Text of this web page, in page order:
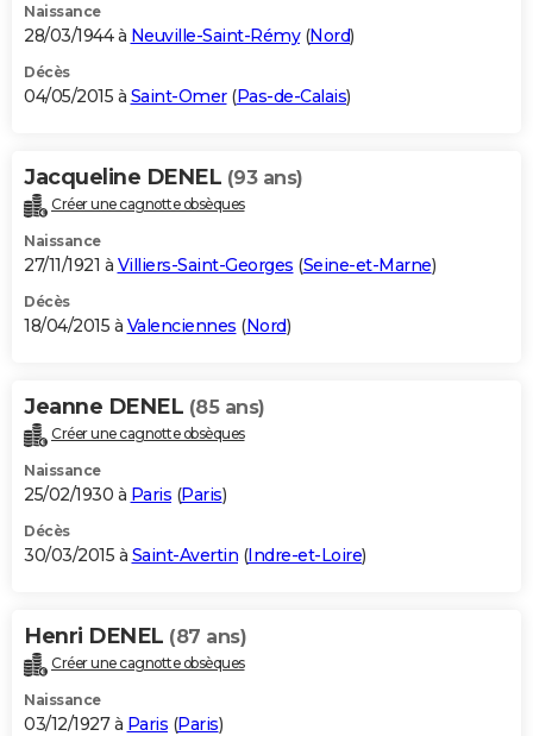
Naissance
28/03/1944 à Neuville-Saint-Rémy(Nord)
Décès
04/05/2015 à Saint-Omer(Pas-de-Calais)
Jacqueline DENEL (93 ans)
Créer une cagnotte obsèques
Naissance
27/11/1921 à Villiers-Saint-Georges (Seine-et-Marne)
Décès
18/04/2015 à Valenciennes (Nord)
Jeanne DENEL (85 ans)
Créer une cagnotte obsèques
Naissance
25/02/1930 à Paris (Paris)
Décès
30/03/2015 à Saint-Avertin (Indre-et-Loire)
Henri DENEL (87 ans)
Créer une cagnotte obsèques
Naissance
03/12/1927 à Paris (Paris)